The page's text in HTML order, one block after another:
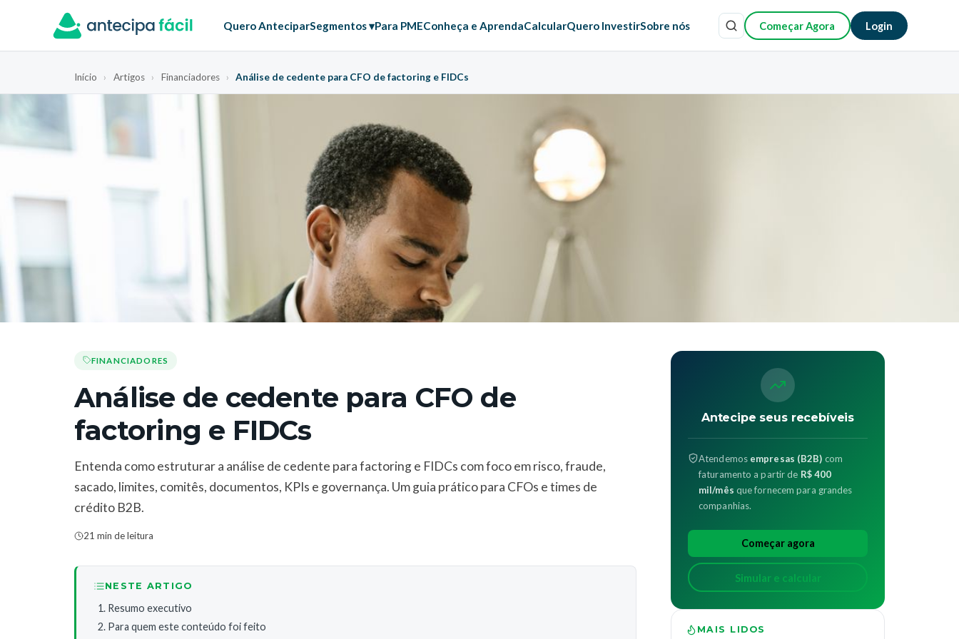
Quero AnteciparSegmentos ▾Para PMEConheça e AprendaCalcularQuero InvestirSobre nós Começar Agora Login
Início › Artigos › Financiadores › Análise de cedente para CFO de factoring e FIDCs
FINANCIADORES
Análise de cedente para CFO de
factoring e FIDCs
Entenda como estruturar a análise de cedente para factoring e FIDCs com foco em risco, fraude,
sacado, limites, comitês, documentos, KPIs e governança. Um guia prático para CFOs e times de
crédito B2B.
21 min de leitura
NESTE ARTIGO
Resumo executivo
Para quem este conteúdo foi feito
Antecipe seus recebíveis
Atendemos empresas (B2B) com
faturamento a partir de R$ 400
mil/mês que fornecem para grandes
companhias.
Começar agora
Simular e calcular
MAIS LIDOS